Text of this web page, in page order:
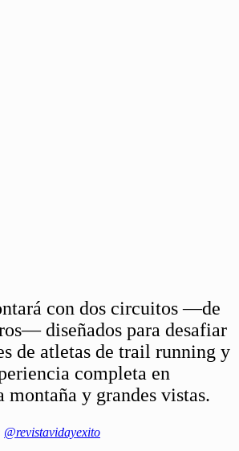
con dos circuitos —de
diseñados para desafiar
de atletas de trail running y
completa en
montaña y grandes vistas.
@revistavidayexito